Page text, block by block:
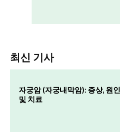
최신 기사
자궁암 (자궁내막암): 증상, 원
및 치료